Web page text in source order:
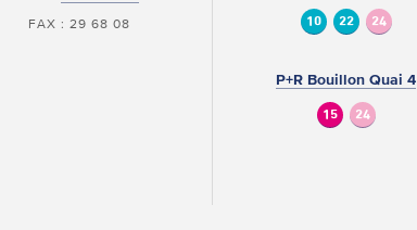
FAX : 29 68 08 10 22 24
P+R Bouillon Quai 4
15 24